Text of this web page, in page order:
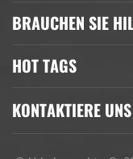
BRAUCHEN SIE
HOT TAGS
KONTAKTIERE UNS